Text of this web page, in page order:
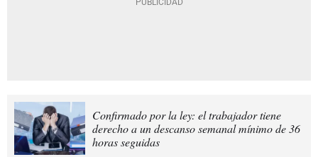
Confirmado por la ley: el trabajador tiene
derecho a un descanso semanal mínimo de 36
horas seguidas